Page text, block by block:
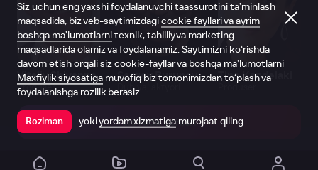
Vitaliy Shlyappo
Produser
Sergey Burunov
Dublyaj aktyori
Tina Kandelaki
Ilovada ochish
Siz uchun eng yaxshi foydalanuvchi taassurotini ta’minlash
maqsadida, biz veb-saytimizdagicookie fayllari va ayrim
boshqa ma’lumotlarnitexnik, tahliliy va marketing
maqsadlarida olamiz va foydalanamiz. Saytimizni ko‘rishda
davom etish orqali siz cookie-fayllar va boshqa ma’lumotlarni
Maxfiylik siyosatiga muvofiq biz tomonimizdan to‘plash va
foydalanishga rozilik berasiz.
Roziman yokiyordam xizmatiga murojaat qiling